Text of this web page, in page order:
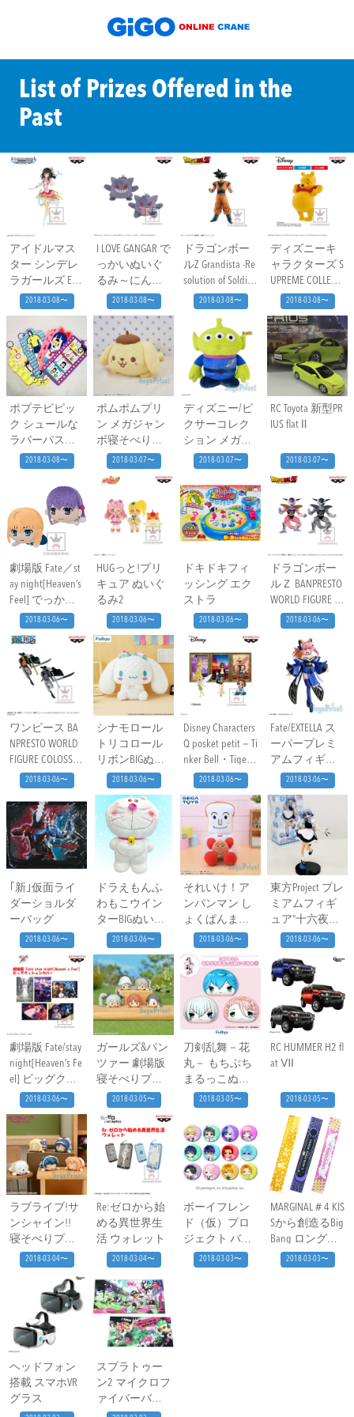
List of Prizes Offered in the
Past
アイドルマス
ター シンデレ
ラガールズ EXQ
フィギュア~藤
原肇~
2018-03-08〜
I LOVE GANGAR で
っかいぬいぐ
るみ～にんま
り・舌出し～
2018-03-08〜
ドラゴンボー
ルZ Grandista -Re
solution of Soldier
s- SON GOKOU #2
2018-03-08〜
ディズニーキ
ャラクターズ S
UPREME COLLECTI
ON -WINNIE THE P
OOH/LIMITED EDIT
ION-
2018-03-08〜
ポプテピピッ
ク シュールな
ラバーパスケ
ース2018-03-08〜
ポムポムプリ
ン メガジャン
ボ寝そべりぬ
いぐるみ
2018-03-07〜
ディズニー/ピ
クサーコレク
ション メガジ
ャンボぬいぐ
るみ ＃エイリ
アン
2018-03-07〜
RC Toyota 新型PR
IUS flat Ⅱ
2018-03-07〜
劇場版 Fate／st
ay night[Heaven’s
Feel] でっかい
ぬいぐるみ
2018-03-06〜
HUGっと!プリ
キュア ぬいぐ
るみ2
2018-03-06〜
ドキドキフィ
ッシング エク
ストラ
2018-03-06〜
ドラゴンボー
ルＺ BANPRESTO
WORLD FIGURE C
OLOSSEUM 造形
天下一武道会
其之三
2018-03-06〜
ワンピース BA
NPRESTO WORLD
FIGURE COLOSSEU
M 造形王頂上
決戦 vol.3
2018-03-06〜
シナモロール
トリコロール
リボンBIGぬい
ぐるみ
2018-03-06〜
Disney Characters
Q posket petit－Ti
nker Bell・Tiger L
ily・Belle－
2018-03-06〜
Fate/EXTELLA ス
ーパープレミ
アムフィギュ
ア“玉藻の前”
2018-03-06〜
｢新｣仮面ライ
ダーショルダ
ーバッグ
2018-03-06〜
ドラえもんふ
わもこウイン
ターBIGぬいぐ
るみ2018-03-06〜
それいけ！ア
ンパンマン し
ょくぱんまん
メガジャンボ
パン小物入れ
ぬいぐるみ
2018-03-06〜
東方Project プレ
ミアムフィギ
ュア”十六夜咲
夜” 2018-03-06〜
劇場版 Fate/stay
night[Heaven’s Fe
el] ビッグクッ
ションカバー
2018-03-06〜
ガールズ&パン
ツァー 劇場版 ​
寝そべりプチ
フィギュアvol.2
2018-03-05〜
刀剣乱舞－花
丸－ もちぷち
まるっこぬい
ぐるみ④
2018-03-05〜
RC HUMMER H2 fl
at Ⅶ
2018-03-05〜
ラブライブ!サ
ンシャイン!! ​
寝そべりプチ
フィギュア“想
いよひとつに
なれ”vol.2
2018-03-04〜
Re:ゼロから始
める異世界生
活 ウォレット
2018-03-04〜
ボーイフレン
ド（仮）プロ
ジェクト バー
スデー缶バッ
ジvol．3
2018-03-03〜
MARGINAL＃4 KIS
Sから創造るBig
Bang ロングタ
オル2018-03-03〜
ヘッドフォン
搭載 スマホVR
グラス
スプラトゥー
ン2 マイクロフ
ァイバーバス
タオル